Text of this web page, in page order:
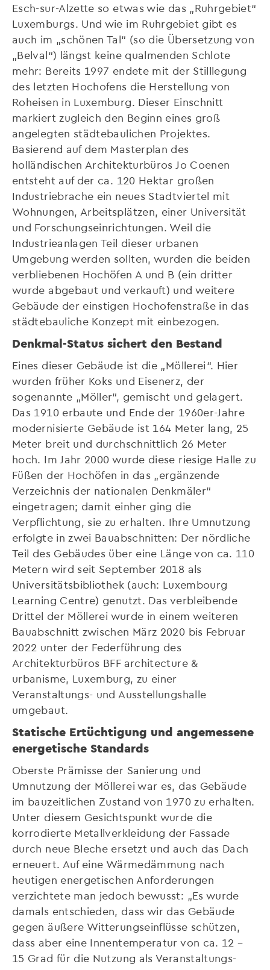
Esch-sur-Alzette so etwas wie das „Ruhrgebiet“
Luxemburgs. Und wie im Ruhrgebiet gibt es
auch im „schönen Tal“ (so die Übersetzung von
„Belval“) längst keine qualmenden Schlote
mehr: Bereits 1997 endete mit der Stilllegung
des letzten Hochofens die Herstellung von
Roheisen in Luxemburg. Dieser Einschnitt
markiert zugleich den Beginn eines groß
angelegten städtebaulichen Projektes.
Basierend auf dem Masterplan des
holländischen Architekturbüros Jo Coenen
entsteht auf der ca. 120 Hektar großen
Industriebrache ein neues Stadtviertel mit
Wohnungen, Arbeitsplätzen, einer Universität
und Forschungseinrichtungen. Weil die
Industrieanlagen Teil dieser urbanen
Umgebung werden sollten, wurden die beiden
verbliebenen Hochöfen A und B (ein dritter
wurde abgebaut und verkauft) und weitere
Gebäude der einstigen Hochofenstraße in das
städtebauliche Konzept mit einbezogen.
Denkmal-Status sichert den Bestand
Eines dieser Gebäude ist die „Möllerei“. Hier
wurden früher Koks und Eisenerz, der
sogenannte „Möller“, gemischt und gelagert.
Das 1910 erbaute und Ende der 1960er-Jahre
modernisierte Gebäude ist 164 Meter lang, 25
Meter breit und durchschnittlich 26 Meter
hoch. Im Jahr 2000 wurde diese riesige Halle zu
Füßen der Hochöfen in das „ergänzende
Verzeichnis der nationalen Denkmäler“
eingetragen; damit einher ging die
Verpflichtung, sie zu erhalten. Ihre Umnutzung
erfolgte in zwei Bauabschnitten: Der nördliche
Teil des Gebäudes über eine Länge von ca. 110
Metern wird seit September 2018 als
Universitätsbibliothek (auch: Luxembourg
Learning Centre) genutzt. Das verbleibende
Drittel der Möllerei wurde in einem weiteren
Bauabschnitt zwischen März 2020 bis Februar
2022 unter der Federführung des
Architekturbüros BFF architecture &
urbanisme, Luxemburg, zu einer
Veranstaltungs- und Ausstellungshalle
umgebaut.
Statische Ertüchtigung und angemessene
energetische Standards
Oberste Prämisse der Sanierung und
Umnutzung der Möllerei war es, das Gebäude
im bauzeitlichen Zustand von 1970 zu erhalten.
Unter diesem Gesichtspunkt wurde die
korrodierte Metallverkleidung der Fassade
durch neue Bleche ersetzt und auch das Dach
erneuert. Auf eine Wärmedämmung nach
heutigen energetischen Anforderungen
verzichtete man jedoch bewusst: „Es wurde
damals entschieden, dass wir das Gebäude
gegen äußere Witterungseinflüsse schützen,
dass aber eine Innentemperatur von ca. 12 –
15 Grad für die Nutzung als Veranstaltungs-